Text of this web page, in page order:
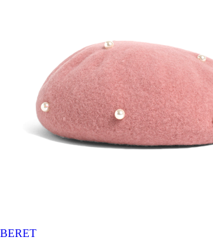
BERET